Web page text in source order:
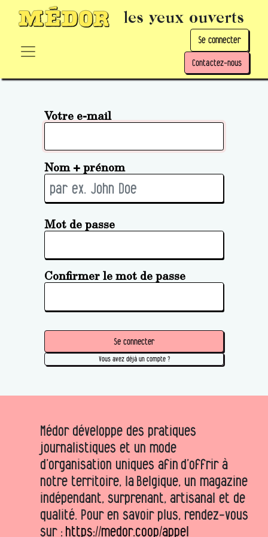
les yeux ouverts
Se connecter
Contactez-nous
Votre e-mail
Nom + prénom
Mot de passe
Confirmer le mot de passe
Se connecter
Vous avez déjà un compte ?
Médor développe des pratiques
journalistiques et un mode
d’organisation uniques afin d’offrir à
notre territoire, la Belgique, un magazine
indépendant, surprenant, artisanal et de
qualité. Pour en savoir plus, rendez-vous
sur : https://medor.coop/appel